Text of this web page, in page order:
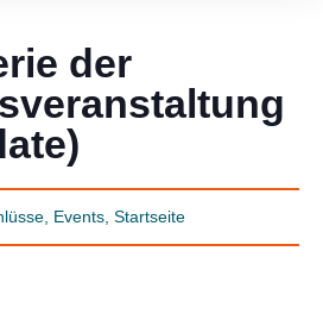
der
, Events, Startseite